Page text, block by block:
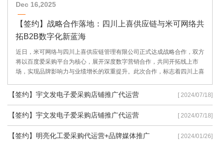
Dec 16,2025
【签约】战略合作落地：四川上喜供应链与米可网络共
拓B2B数字化新蓝海
近日，米可网络与四川上喜供应链管理有限公司正式达成战略合作，双方
将以百度爱采购平台为核心，展开深度数字营销合作，共同开拓线上市
场，实现品牌影响力与业绩增长的双重提升。此次合作，标志着四川上喜
数字营销领域的专业实力。
【签约】宇文发电子爱采购店铺推广代运营 [ 2024/07/18]
【签约】宇文发电子爱采购店铺推广代运营 [ 2024/07/18]
【签约】明亮化工爱采购代运营+品牌媒体推广 [ 2024/01/26]